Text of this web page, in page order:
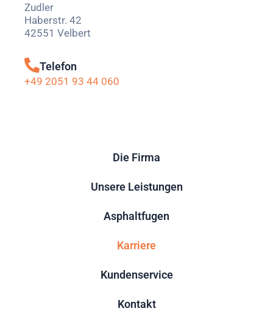
Zudler
Haberstr. 42
42551 Velbert
Telefon
+49 2051 93 44 060
Die Firma
Unsere Leistungen
Asphaltfugen
Karriere
Kundenservice
Kontakt